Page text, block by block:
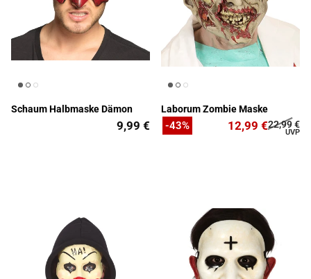
Schaum Halbmaske Dämon
9,99 €
Laborum Zombie Maske
12,99 €22,99 €
-43%